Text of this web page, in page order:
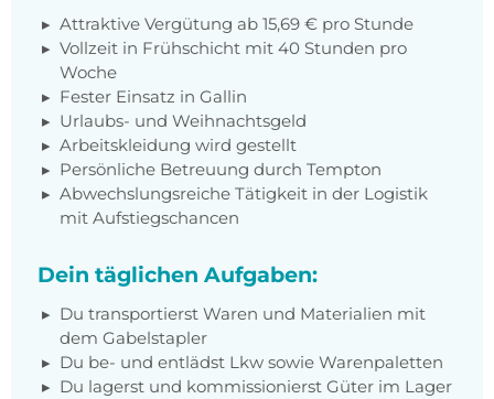
Attraktive Vergütung ab 15,69 € pro Stunde
Vollzeit in Frühschicht mit 40 Stunden pro
Woche
Fester Einsatz in Gallin
Urlaubs- und Weihnachtsgeld
Arbeitskleidung wird gestellt
Persönliche Betreuung durch Tempton
Abwechslungsreiche Tätigkeit in der Logistik
mit Aufstiegschancen
Dein täglichen Aufgaben:
Du transportierst Waren und Materialien mit
dem Gabelstapler
Du be- und entlädst Lkw sowie Warenpaletten
Du lagerst und kommissionierst Güter im Lager